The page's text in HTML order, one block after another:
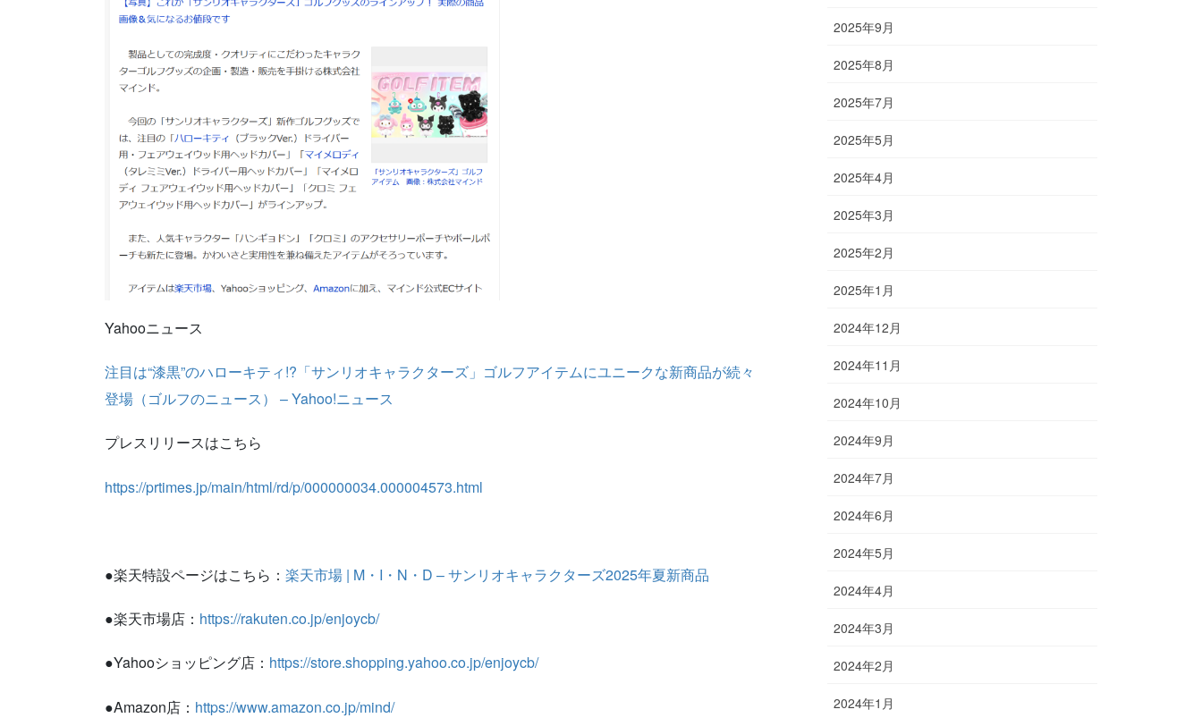
Yahooニュース
注目は“漆黒”のハローキティ!?「サンリオキャラクターズ」ゴルフアイテムにユニークな新商品が続々
登場（ゴルフのニュース） – Yahoo!ニュース
プレスリリースはこちら
https://prtimes.jp/main/html/rd/p/000000034.000004573.html
●楽天特設ページはこちら： 楽天市場 | M・I・N・D – サンリオキャラクターズ2025年夏新商品
●楽天市場店： https://rakuten.co.jp/enjoycb/
●Yahooショッピング店： https://store.shopping.yahoo.co.jp/enjoycb/
●Amazon店： https://www.amazon.co.jp/mind/
2025年9月
2025年8月
2025年7月
2025年5月
2025年4月
2025年3月
2025年2月
2025年1月
2024年12月
2024年11月
2024年10月
2024年9月
2024年7月
2024年6月
2024年5月
2024年4月
2024年3月
2024年2月
2024年1月